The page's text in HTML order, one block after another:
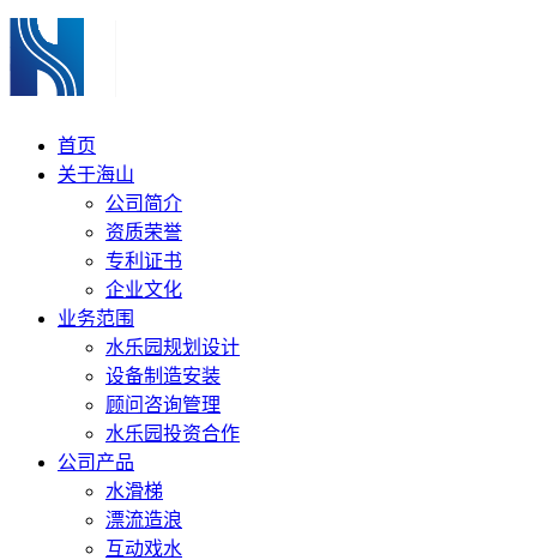
首页
关于海山
公司简介
资质荣誉
专利证书
企业文化
业务范围
水乐园规划设计
设备制造安装
顾问咨询管理
水乐园投资合作
公司产品
水滑梯
漂流造浪
互动戏水